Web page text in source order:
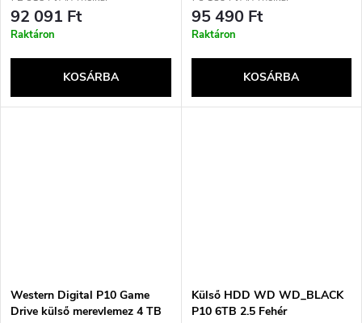
fekete
92 091 Ft
Raktáron
KOSÁRBA
Gen 1 (3.1 Gen 1) piros
95 490 Ft
Raktáron
KOSÁRBA
Western Digital P10 Game
Drive külső merevlemez 4 TB
Külső HDD WD WD_BLACK
P10 6TB 2.5 Fehér